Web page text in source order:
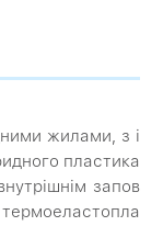
жилами, з і
пластика
запов